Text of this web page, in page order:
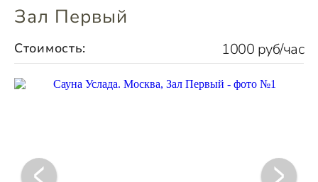
Зал Первый
Стоимость: 1000 руб/час